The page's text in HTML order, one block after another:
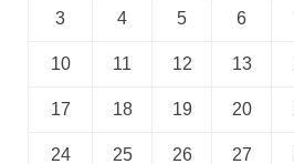
3 4 5 6
10 11 12 13
17 18 19 20
24 25 26 27